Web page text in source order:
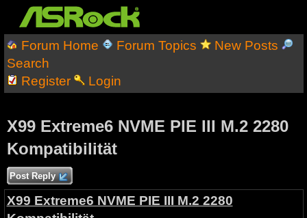
Forum Home Forum Topics
New Posts
Search
Register
Login
X99 Extreme6 NVME PIE III M.2 2280
Kompatibilität
Post Reply
X99 Extreme6 NVME PIE III M.2 2280